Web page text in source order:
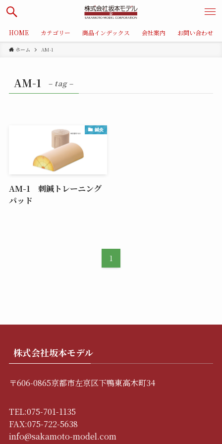
HOME カテゴリー 商品インデックス 会社案内 お問い合わせ
ホーム AM-1
AM-1 – tag –
鍼灸
AM-1 刺鍼トレーニング
パッド
1
株式会社坂本モデル
〒606-0865京都市左京区下鴨東高木町34
TEL:075-701-1135
FAX:075-722-5638
info@sakamoto-model.com